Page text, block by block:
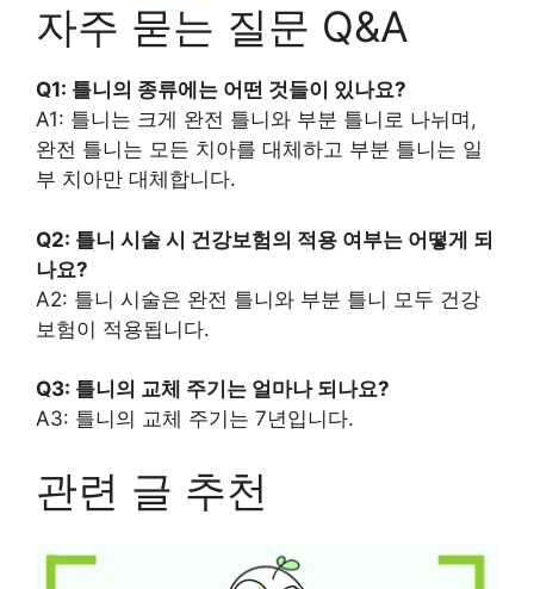
자주 묻는 질문 Q&A
Q1: 틀니의 종류에는 어떤 것들이 있나요?
A1: 틀니는 크게 완전 틀니와 부분 틀니로 나뉘며,
완전 틀니는 모든 치아를 대체하고 부분 틀니는 일
부 치아만 대체합니다.
Q2: 틀니 시술 시 건강보험의 적용 여부는 어떻게 되
나요?
A2: 틀니 시술은 완전 틀니와 부분 틀니 모두 건강
보험이 적용됩니다.
Q3: 틀니의 교체 주기는 얼마나 되나요?
A3: 틀니의 교체 주기는 7년입니다.
관련 글 추천